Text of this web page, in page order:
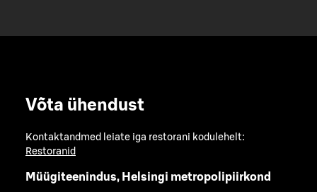
Võta ühendust
Kontaktandmed leiate iga restorani kodulehelt:
Restoranid
Müügiteenindus, Helsingi metropolipiirkond